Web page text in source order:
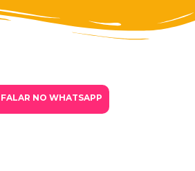
FALAR NO WHATSAPP